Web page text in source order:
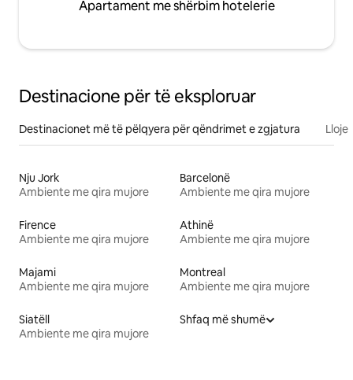
Apartament me shërbim hotelerie
Destinacione për të eksploruar
Destinacionet më të pëlqyera për qëndrimet e zgjatura
Nju Jork
Ambiente me qira mujore
Barcelonë
Ambiente me qira mujore
Firence
Ambiente me qira mujore
Athinë
Ambiente me qira mujore
Majami
Ambiente me qira mujore
Montreal
Ambiente me qira mujore
Siatëll
Ambiente me qira mujore
Shfaq më shumë